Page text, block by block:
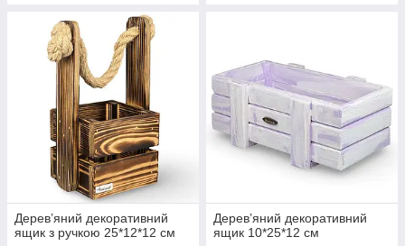
Дерев’яний декоративний
ящик з ручкою 25*12*12 см
Дерев’яний декоративний
ящик 10*25*12 см